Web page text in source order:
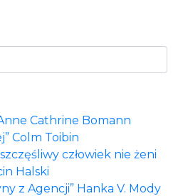
Cathrine Bomann
Colm Toibin
człowiek nie żeni
Halski
z Agencji” Hanka V. Mody